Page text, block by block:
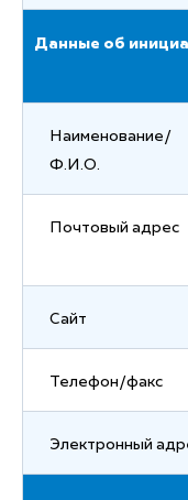
Данные об
Наименование/
Ф.И.О.
Почтовый адрес
Сайт
Телефон/факс
Электронный